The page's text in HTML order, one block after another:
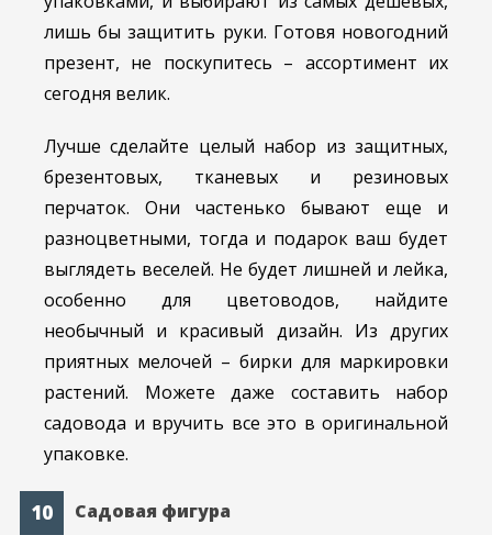
лишь бы защитить руки. Готовя новогодний
презент, не поскупитесь – ассортимент их
сегодня велик.
Лучше сделайте целый набор из защитных,
брезентовых, тканевых и резиновых
перчаток. Они частенько бывают еще и
разноцветными, тогда и подарок ваш будет
выглядеть веселей. Не будет лишней и лейка,
особенно для цветоводов, найдите
необычный и красивый дизайн. Из других
приятных мелочей – бирки для маркировки
растений. Можете даже составить набор
садовода и вручить все это в оригинальной
упаковке.
Садовая фигура